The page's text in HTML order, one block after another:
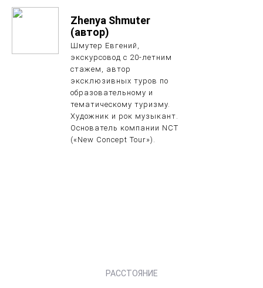
Zhenya Shmuter
(автор)
Шмутер Евгений,
экскурсовод с 20-летним
стажем, автор
эксклюзивных туров по
образовательному и
тематическому туризму.
Художник и рок музыкант.
Основатель компании NCT
(«New Concept Tour»).
РАССТОЯНИЕ